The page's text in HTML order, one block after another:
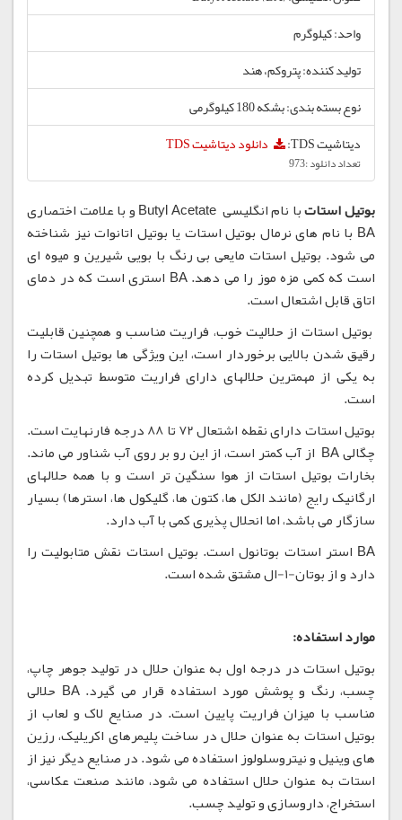
واحد: کیلوگرم
تولید کننده: پتروکم، هند
نوع بسته بندی: بشکه 180 کیلوگرمی
دیتاشیت TDS:
دانلود دیتاشیت TDS
تعداد دانلود :973
بوتیل استات
با نام انگلیسی Butyl Acetate و با علامت اختصاری
BA با نام های نرمال بوتیل استات یا بوتیل اتانوات نیز شناخته
می شود. بوتیل استات مایعی بی رنگ با بویی شیرین و میوه ای
است که کمی مزه موز را می دهد. BA استری است که در دمای
اتاق قابل اشتعال است.
بوتیل استات از حلالیت خوب، فراریت مناسب و همچنین قابلیت
رقیق شدن بالایی برخوردار است، این ویژگی ها بوتیل استات را
به یکی از مهمترین حلالهای دارای فراریت متوسط تبدیل کرده
است.
بوتیل استات دارای نقطه اشتعال 72 تا 88 درجه فارنهایت است.
چگالی BA از آب کمتر است، از این رو بر روی آب شناور می ماند.
بخارات بوتیل استات از هوا سنگین تر است و با همه حلالهای
ارگانیک رایج (مانند الکل ها، کتون ها، گلیکول ها، استرها) بسیار
سازگار می باشد، اما انحلال پذیری کمی با آب دارد.
BA استر استات بوتانول است. بوتیل استات نقش متابولیت را
دارد و از بوتان-1-ال مشتق شده است.
موارد استفاده:
بوتیل استات در درجه اول به عنوان حلال در تولید جوهر چاپ،
چسب، رنگ و پوشش مورد استفاده قرار می گیرد. BA حلالی
مناسب با میزان فراریت پایین است. در صنایع لاک و لعاب از
بوتیل استات به عنوان حلال در ساخت پلیمرهای اکریلیک، رزین
های وینیل و نیتروسلولوز استفاده می شود. در صنایع دیگر نیز از
استات به عنوان حلال استفاده می شود، مانند صنعت عکاسی،
استخراج، داروسازی و تولید چسب.